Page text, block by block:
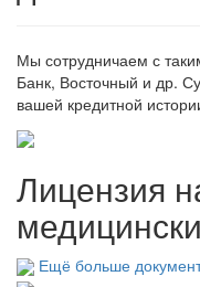
Мы сотрудничаем с
Банк, Восточный и др.
вашей кредитной
Лицензия
Ещё больше